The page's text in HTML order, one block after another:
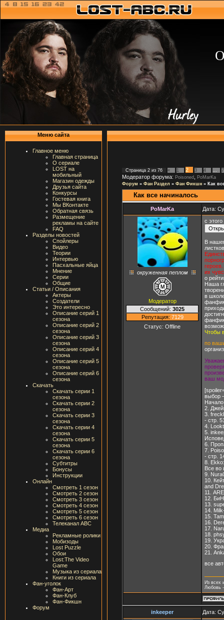
Меню сайта
Главное меню
Главная страница
О сериале
LOST на
мобильный
Магазин одежды
Друзья сайта
Конкурсы
Гостевая книга
Мы ВКонтакте
Обратная связь
Размещение
рекламы на сайте
FAQ
Разделы новостей
Спойлеры
Видео
Теории
Интервью
Пасхальные яйца
Мнение
Серии
Общие
Статьи / Описания
Актеры
Создатели
Это интересно
Описание серий 1
сезона
Описание серий 2
сезона
Описание серий 3
сезона
Описание серий 4
сезона
Описание серий 5
сезона
Описание серий 6
сезона
Скачать
Скачать серии 1
сезона
Скачать серии 2
сезона
Скачать серии 3
сезона
Скачать серии 4
сезона
Скачать серии 5
сезона
Скачать серии 6
сезона
Субтитры
Бонусы
Инструкции
Онлайн
Смотреть 1 сезон
Смотреть 2 сезон
Смотреть 3 сезон
Смотреть 4 сезон
Смотреть 5 сезон
Смотреть 6 сезон
Телеканал ABC
Медиа
Рекламные ролики
Мобизоды
Lost Puzzle
Обои
Lost:The Video
Game
Музыка из сериала
Книги из сериала
Фан-уголок
Фан-Арт
Фан-Клуб
Фан-Фикшн
Форум
Страница 2 из 76 « 1 2 3 4
Модератор форума: Poisoned
PoMarKa
Форум » Фан Раздел » Фан Фикшн » Как
Как все начиналось
PoMarKa Дата:
окруженная пеплом
Модератор
Сообщений: 3025
Репутация: 7129
Статус: Offline
с
В
их
о
Наша
в
Чтобы
по
ваш
выбор
2.
3.
- стр.
4.
5.
6.
7.
- стр.
8.
Все во
9.
10.
and
11.
12.
13.
14.
15.
16.
17.
18.
19.
20.
21.
все
Из всех
Любовь
inkeeper Дата: